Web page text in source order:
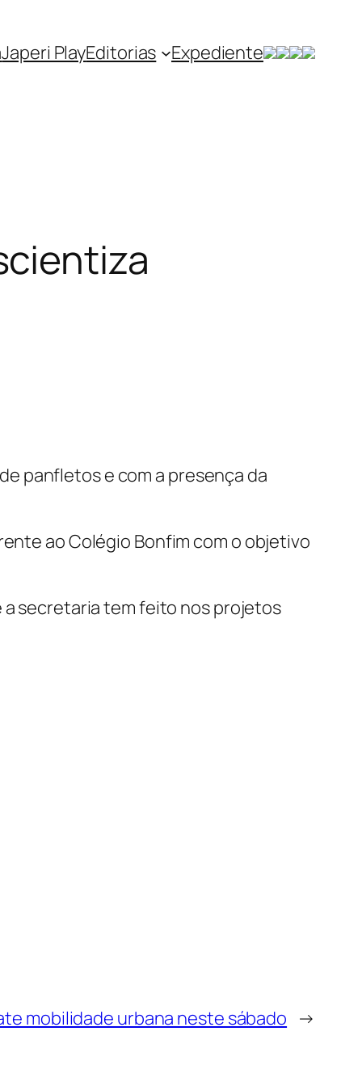
Japeri PlayEditorias Expediente
panfletos e com a presença da
ao Colégio Bonfim com o objetivo
a secretaria tem feito nos projetos
mobilidade urbana neste sábado →